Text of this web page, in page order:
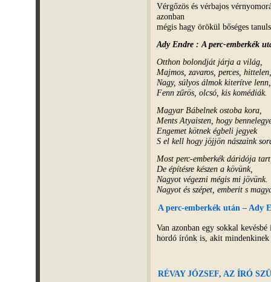
Vérgőzös és vérbajos
azonban
mégis hagy örökül bőséges
Ady Endre : A perc-emberkék
Otthon bolondját járja a világ,
Majmos, zavaros, perces, hittelen,
Nagy, súlyos álmok kiterítve lenn,
Fenn zűrös, olcsó, kis komédiák.
Magyar Bábelnek ostoba kora,
Ments Atyaisten, hogy
Engemet kötnek égbeli jegyek
S el kell hogy jöjjön nászaink
Most perc-emberkék dáridója
De építésre készen a kövünk,
Nagyot végezni mégis mi jövünk.
Nagyot és szépet, emberit s
A perc-emberkék után – Ady
Van azonban egy sokkal
hordó írónk is, akit mindenkinek
RÉVAY JÓZSEF, AZ ÍRÓ